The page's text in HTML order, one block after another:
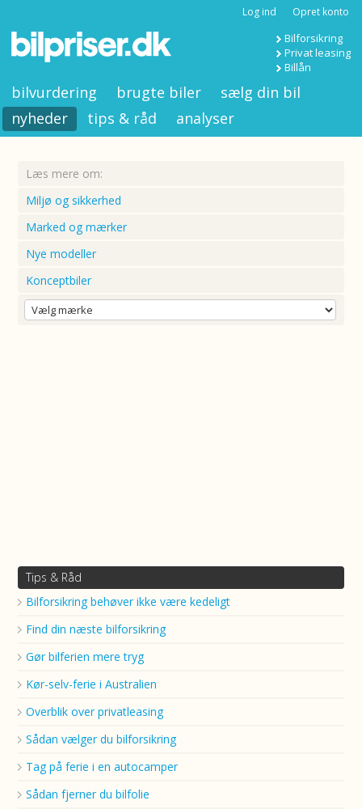
Log ind Opret konto
Bilforsikring
Privat leasing
Billån
bilvurdering brugte biler
sælg din bil
nyheder
tips & råd analyser
Læs mere om:
Miljø og sikkerhed
Marked og mærker
Nye modeller
Konceptbiler
Tips & Råd
Bilforsikring behøver ikke være kedeligt
Find din næste bilforsikring
Gør bilferien mere tryg
Kør-selv-ferie i Australien
Overblik over privatleasing
Sådan vælger du bilforsikring
Tag på ferie i en autocamper
Sådan fjerner du bilfolie